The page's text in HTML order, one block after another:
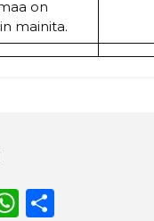
on
mainita.
W